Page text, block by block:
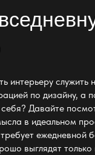
интерьеру служить
по дизайну, а
себя? Давайте
в идеальном
ежедневной
выглядят только